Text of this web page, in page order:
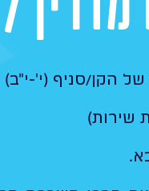
הקן/סניף (י'-י"ב)
שירות)